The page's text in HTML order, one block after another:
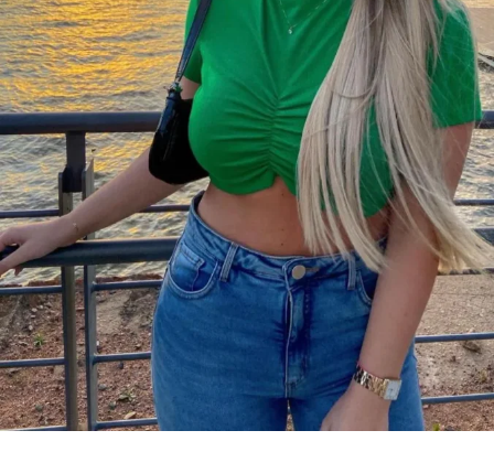
TÓPICOS RELACIONADOS
A SEGUIR
Jovem influenciador digital transforma redes sociais em
plataforma de solidariedade e inspiração
NÃO PERCA
Quem é Adrison Paulino da Silva: Influenciador que
viralizou na internet